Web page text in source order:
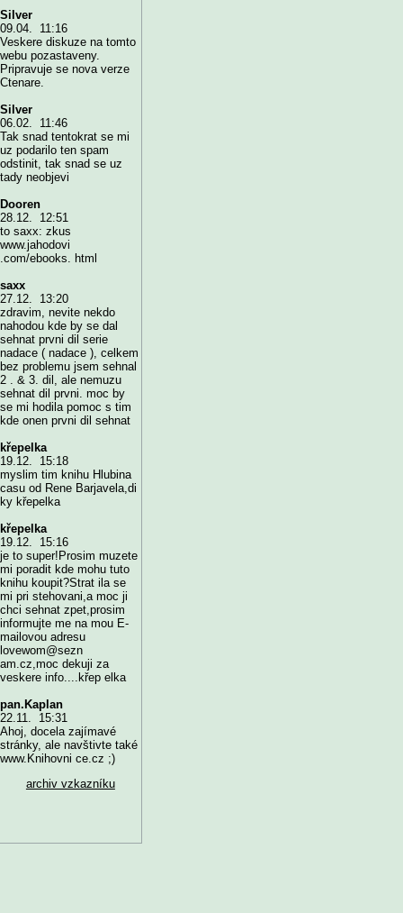
Silver
09.04. 11:16
Veskere diskuze na tomto
webu pozastaveny.
Pripravuje se nova verze
Ctenare.
Silver
06.02. 11:46
Tak snad tentokrat se mi
uz podarilo ten spam
odstinit, tak snad se uz
tady neobjevi
Dooren
28.12. 12:51
to saxx: zkus
www.jahodovi
.com/ebooks. html
saxx
27.12. 13:20
zdravim, nevite nekdo
nahodou kde by se dal
sehnat prvni dil serie
nadace ( nadace ), celkem
bez problemu jsem sehnal
2 . & 3. dil, ale nemuzu
sehnat dil prvni. moc by
se mi hodila pomoc s tim
kde onen prvni dil sehnat
křepelka
19.12. 15:18
myslim tim knihu Hlubina
casu od Rene Barjavela,di
ky křepelka
křepelka
19.12. 15:16
je to super!Prosim muzete
mi poradit kde mohu tuto
knihu koupit?Strat ila se
mi pri stehovani,a moc ji
chci sehnat zpet,prosim
informujte me na mou E-
mailovou adresu
lovewom@sezn
am.cz,moc dekuji za
veskere info....křep elka
pan.Kaplan
22.11. 15:31
Ahoj, docela zajímavé
stránky, ale navštivte také
www.Knihovni ce.cz ;)
archiv vzkazníku